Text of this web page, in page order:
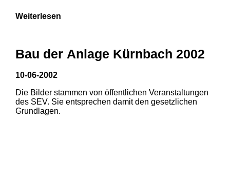
Weiterlesen
Bau der Anlage Kürnbach 2002
10-06-2002
Die Bilder stammen von öffentlichen Veranstaltungen
des SEV. Sie entsprechen damit den gesetzlichen
Grundlagen.